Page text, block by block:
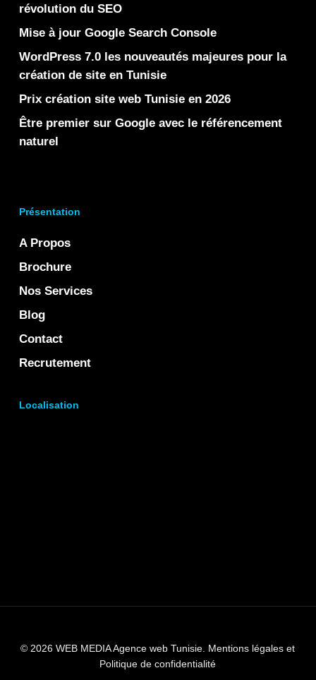
révolution du SEO
Mise à jour Google Search Console
WordPress 7.0 les nouveautés majeures pour la
création de site en Tunisie
Prix création site web Tunisie en 2026
Être premier sur Google avec le référencement
naturel
Présentation
A Propos
Brochure
Nos Services
Blog
Contact
Recrutement
Localisation
© 2026 WEB MEDIA Agence web Tunisie. Mentions légales et
Politique de confidentialité